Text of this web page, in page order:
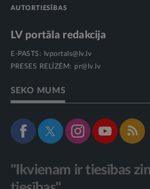
AUTORTIESĪBAS
LV portāla redakcija
E-PASTS:
lvportals@lv.lv
PRESES RELĪZĒM: pr@lv.lv
SEKO MUMS
"Ikvienam ir tiesības